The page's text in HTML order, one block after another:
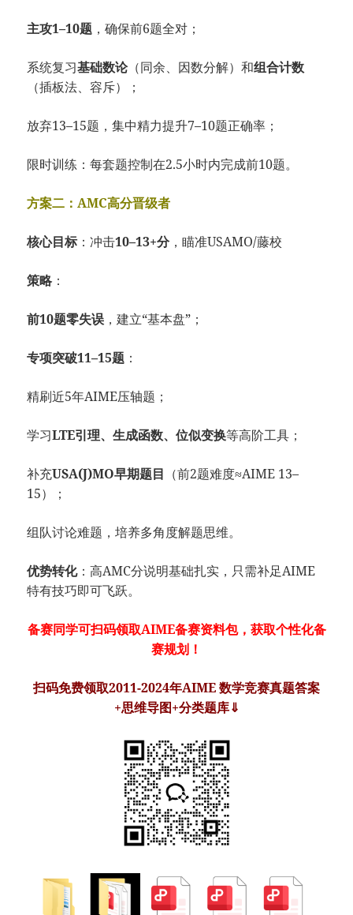
主攻1–10题 ，确保前6题全对；
系统复习基础数论（同余、因数分解）和组合计数
（插板法、容斥）；
放弃13–15题，集中精力提升7–10题正确率；
限时训练：每套题控制在2.5小时内完成前10题。
方案二：AMC高分晋级者
核心目标：冲击10–13+分，瞄准USAMO/藤校
策略：
前10题零失误 ，建立“基本盘”；
专项突破11–15题 ：
精刷近5年AIME压轴题；
学习LTE引理、生成函数、位似变换等高阶工具；
补充USA(J)MO早期题目 （前2题难度≈AIME 13–
15）；
组队讨论难题，培养多角度解题思维。
优势转化：高AMC分说明基础扎实，只需补足AIME
特有技巧即可飞跃。
备赛同学可扫码领取AIME备赛资料包，获取个性化备
赛规划！
扫码免费领取2011-2024年AIME 数学竞赛真题答案
+思维导图+分类题库⇓